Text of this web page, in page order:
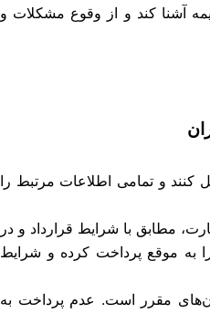
آشنا کند و از وقوع مشکلات و
و تمامی اطلاعات مرتبط را
مطابق با شرایط قرارداد و در
به موقع پرداخت کرده و شرایط
مقرر است. عدم پرداخت به